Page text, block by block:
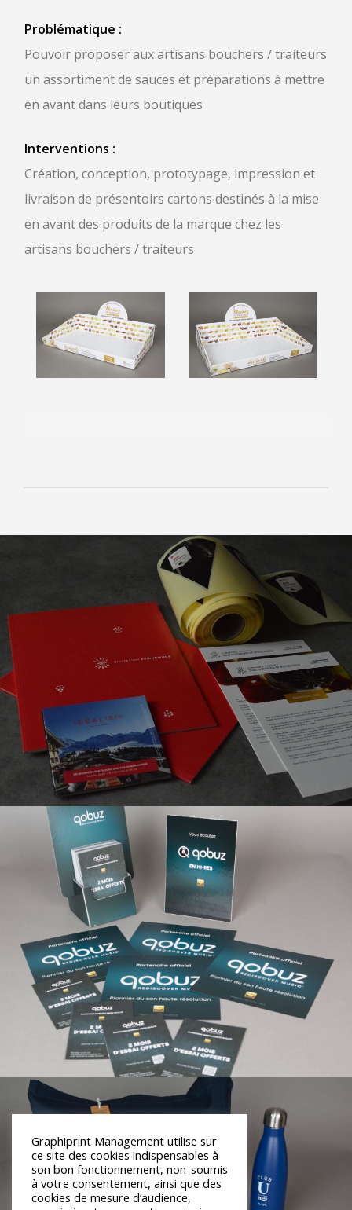
Problématique :
Pouvoir proposer aux artisans bouchers / traiteurs
un assortiment de sauces et préparations à mettre
en avant dans leurs boutiques
Interventions :
Création, conception, prototypage, impression et
livraison de présentoirs cartons destinés à la mise
en avant des produits de la marque chez les
artisans bouchers / traiteurs
Graphiprint Management utilise sur
ce site des cookies indispensables à
son bon fonctionnement, non-soumis
à votre consentement, ainsi que des
cookies de mesure d’audience,